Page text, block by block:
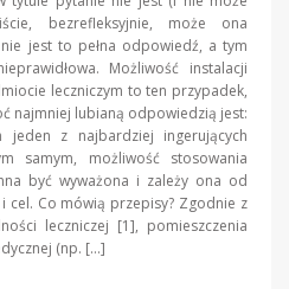
bezrefleksyjnie, może ona
nie jest to pełna odpowiedź, a tym
Możliwość instalacji
leczniczym to ten przypadek,
najmniej lubianą odpowiedzią jest:
jeden z najbardziej ingerujących
samym, możliwość stosowania
być wyważona i zależy ona od
cel. Co mówią przepisy? Zgodnie z
leczniczej [1], pomieszczenia
(np. […]